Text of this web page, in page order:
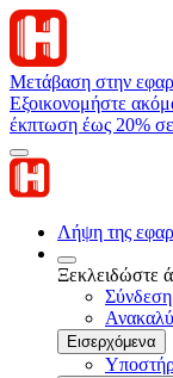
Μετάβαση στην
Εξοικονομήστε
έκπτωση έως 20% σε
Λήψη της
Ξεκλειδώστε
Σύνδεση
Εισερχόμενα